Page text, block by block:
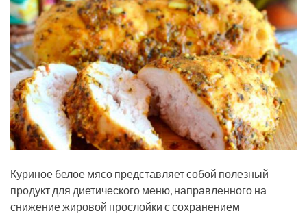
Куриное белое мясо представляет собой полезный
продукт для диетического меню, направленного на
снижение жировой прослойки с сохранением